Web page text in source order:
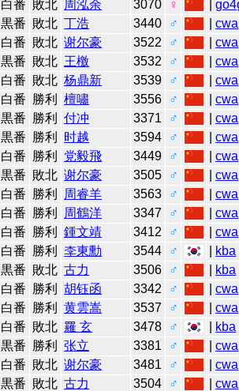
白番 敗北 周泓余 3070 ♀ |
黒番 敗北 丁浩 3440 ♂ |cwa
白番 敗北 谢尔豪 3522 ♂ |cwa
黒番 敗北 王檄 3532 ♂ |cwa
白番 敗北 杨鼎新 3539 ♂ |cwa
白番 勝利 檀嘯 3556 ♂ |cwa
黒番 勝利 付冲 3371 ♂ |cwa
黒番 勝利 时越 3594 ♂ |cwa
白番 勝利 党毅飛 3449 ♂ |cwa
黒番 敗北 谢尔豪 3505 ♂ |cwa
白番 勝利 周睿羊 3563 ♂ |cwa
白番 勝利 周鶴洋 3347 ♂ |cwa
白番 勝利 鍾文靖 3412 ♂ |cwa
白番 勝利 李東勳 3544 ♂ kba
黒番 敗北 古力 3506 ♂ kba
白番 勝利 胡钰函 3342 ♂ |cwa
白番 勝利 黄雲嵩 3537 ♂ |cwa
白番 敗北 羅 玄 3478 ♂ kba
黒番 勝利 张立 3381 ♂ |cwa
白番 敗北 谢尔豪 3481 ♂ |cwa
黒番 敗北 古力 3504 ♂ |cwa